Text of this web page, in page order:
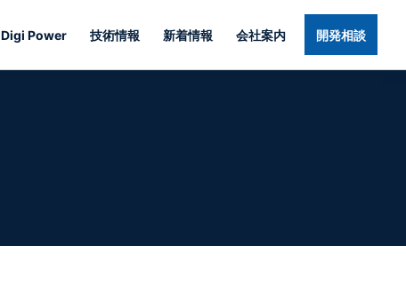
Digi Power 技術情報 新着情報 会社案内 開発相談